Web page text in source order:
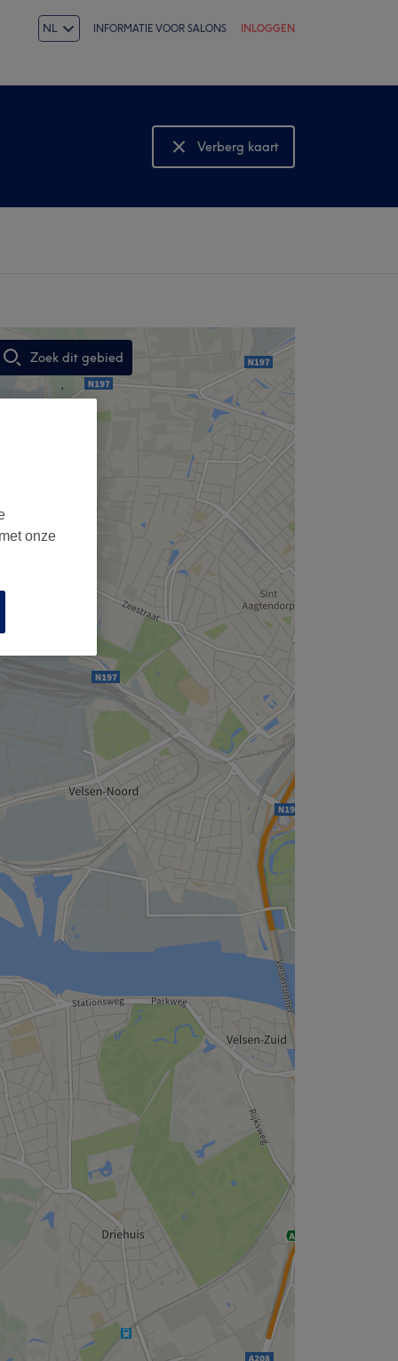
NL INFORMATIE VOOR SALONS INLOGGEN
Verberg kaart
Bekijk kaart
Zoek dit gebied
,
onze